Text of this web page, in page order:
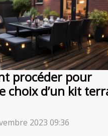
procéder pour
choix d’un kit
2023 09:36